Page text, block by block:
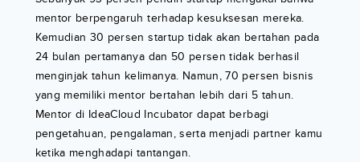
mentor berpengaruh terhadap kesuksesan mereka.
Kemudian 30 persen startup tidak akan bertahan pada
24 bulan pertamanya dan 50 persen tidak berhasil
menginjak tahun kelimanya. Namun, 70 persen bisnis
yang memiliki mentor bertahan lebih dari 5 tahun.
Mentor di IdeaCloud Incubator dapat berbagi
pengetahuan, pengalaman, serta menjadi partner kamu
ketika menghadapi tantangan.